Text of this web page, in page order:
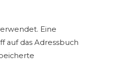
Eine
auf das Adressbuch